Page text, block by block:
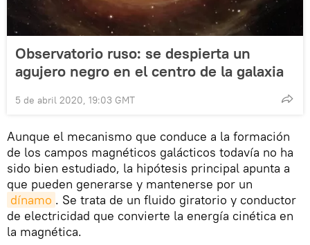
Observatorio ruso: se despierta un
agujero negro en el centro de la galaxia
5 de abril 2020, 19:03 GMT
Aunque el mecanismo que conduce a la formación
de los campos magnéticos galácticos todavía no ha
sido bien estudiado, la hipótesis principal apunta a
que pueden generarse y mantenerse por un
dínamo . Se trata de un fluido giratorio y conductor
de electricidad que convierte la energía cinética en
la magnética.